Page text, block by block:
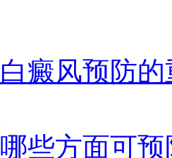
白癜风预防的
哪些方面可预